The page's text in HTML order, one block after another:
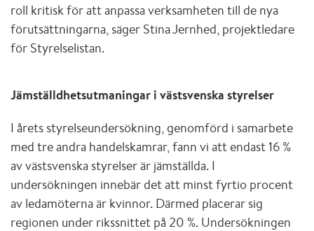
roll kritisk för att anpassa verksamheten till de nya
förutsättningarna, säger Stina Jernhed, projektledare
för Styrelselistan.
Jämställdhetsutmaningar i västsvenska styrelser
I årets styrelseundersökning, genomförd i samarbete
med tre andra handelskamrar, fann vi att endast 16 %
av västsvenska styrelser är jämställda. I
undersökningen innebär det att minst fyrtio procent
av ledamöterna är kvinnor. Därmed placerar sig
regionen under rikssnittet på 20 %. Undersökningen